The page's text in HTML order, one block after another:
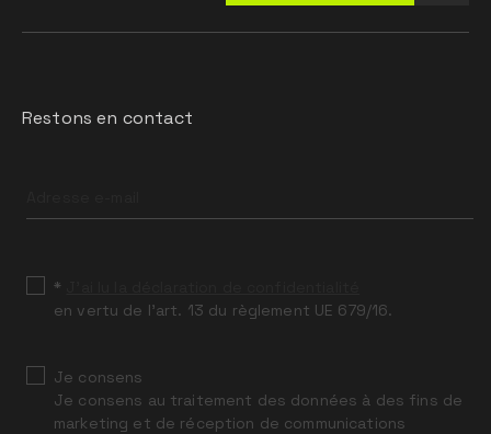
Restons en contact
field
*
en vertu de l’art. 13 du règlement UE 679/16.
Je consens
Je consens au traitement des données à des fins de
marketing et de réception de communications